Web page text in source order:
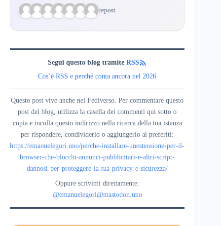
7 repost
Segui questo blog tramiteRSS
Cos’è RSS e perché conta ancora nel 2026
Questo post vive anche nel Fediverso. Per commentare questo
post del blog, utilizza la casella dei commenti qui sotto o
copia e incolla questo indirizzo nella ricerca della tua istanza
per rispondere, condividerlo o aggiungerlo ai preferiti:
https://emanuelegori.uno/perche-installare-unestensione-per-il-
browser-che-blocchi-annunci-pubblicitari-e-altri-script-
dannosi-per-proteggere-la-tua-privacy-e-sicurezza/
Oppure scrivimi direttamente:
@emanuelegori@mastodon.uno